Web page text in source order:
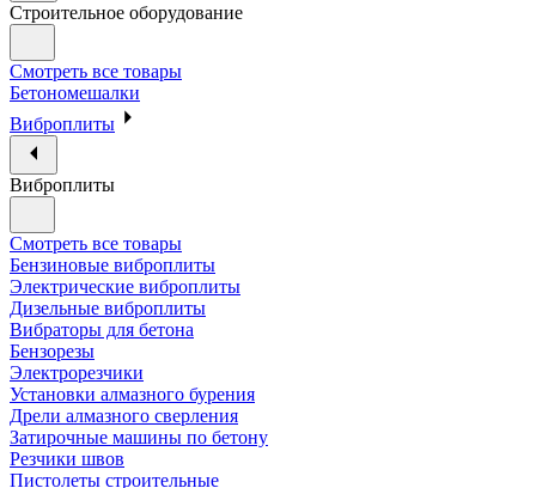
Строительное оборудование
Смотреть все товары
Бетономешалки
Виброплиты
Виброплиты
Смотреть все товары
Бензиновые виброплиты
Электрические виброплиты
Дизельные виброплиты
Вибраторы для бетона
Бензорезы
Электрорезчики
Установки алмазного бурения
Дрели алмазного сверления
Затирочные машины по бетону
Резчики швов
Пистолеты строительные